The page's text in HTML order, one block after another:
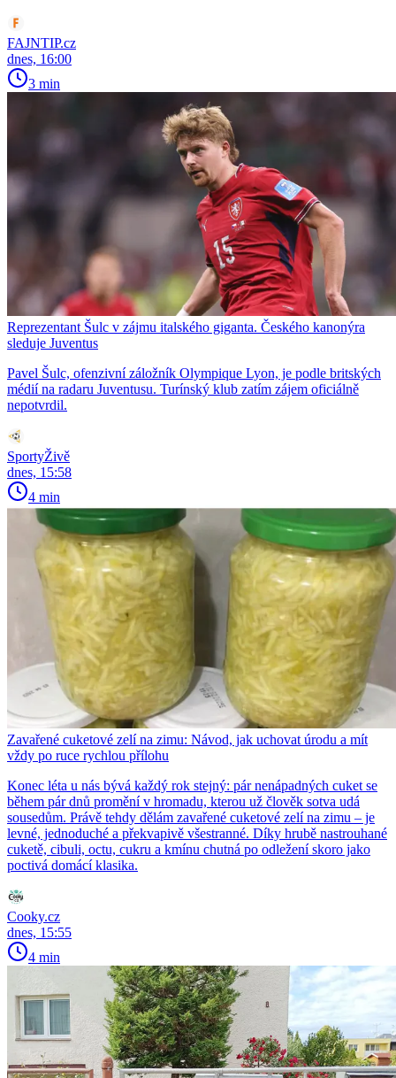
FAJNTIP.cz
dnes, 16:00
3 min
Reprezentant Šulc v zájmu italského giganta. Českého kanonýra
sleduje Juventus
Pavel Šulc, ofenzivní záložník Olympique Lyon, je podle britských
médií na radaru Juventusu. Turínský klub zatím zájem oficiálně
nepotvrdil.
SportyŽivě
dnes, 15:58
4 min
Zavařené cuketové zelí na zimu: Návod, jak uchovat úrodu a mít
vždy po ruce rychlou přílohu
Konec léta u nás bývá každý rok stejný: pár nenápadných cuket se
během pár dnů promění v hromadu, kterou už člověk sotva udá
sousedům. Právě tehdy dělám zavařené cuketové zelí na zimu – je
levné, jednoduché a překvapivě všestranné. Díky hrubě nastrouhané
cuketě, cibuli, octu, cukru a kmínu chutná po odležení skoro jako
poctivá domácí klasika.
Cooky.cz
dnes, 15:55
4 min